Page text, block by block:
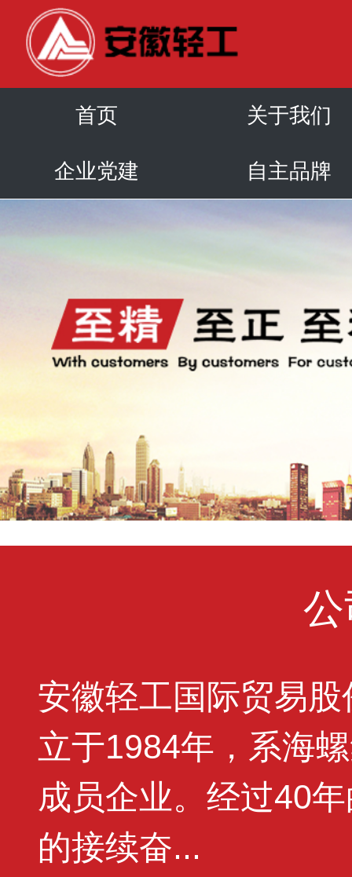
首页 关于我们
企业党建 自主品牌
安徽轻工国际贸易
立于1984年，系海
成员企业。经过40
的接续奋...